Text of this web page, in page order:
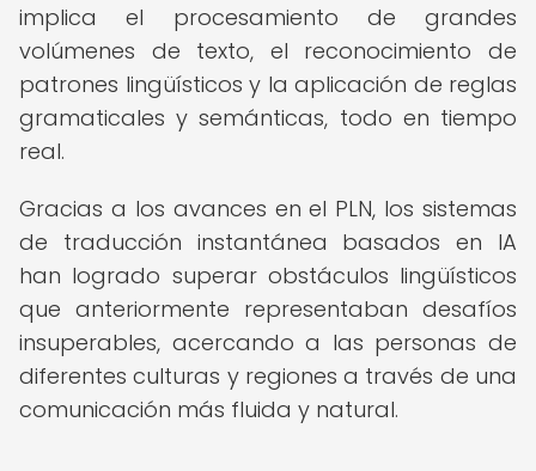
implica el procesamiento de grandes
volúmenes de texto, el reconocimiento de
patrones lingüísticos y la aplicación de reglas
gramaticales y semánticas, todo en tiempo
real.
Gracias a los avances en el PLN, los sistemas
de traducción instantánea basados en IA
han logrado superar obstáculos lingüísticos
que anteriormente representaban desafíos
insuperables, acercando a las personas de
diferentes culturas y regiones a través de una
comunicación más fluida y natural.